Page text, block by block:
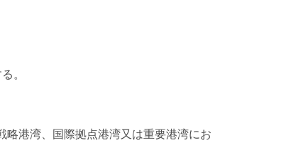
。
港湾、国際拠点港湾又は重要港湾にお